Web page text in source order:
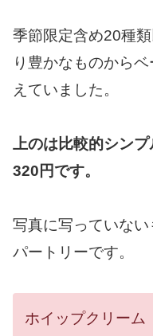
季節限定含め20種
り豊かなものから
えていました。
上のは比較的シン
320円です。
写真に写っていな
パートリーです。
ホイップクリーム